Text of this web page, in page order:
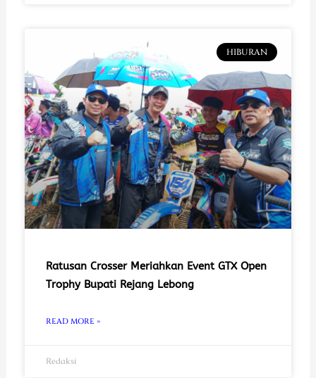
HIBURAN
Ratusan Crosser Meriahkan Event GTX Open
Trophy Bupati Rejang Lebong
READ MORE »
Redaksi